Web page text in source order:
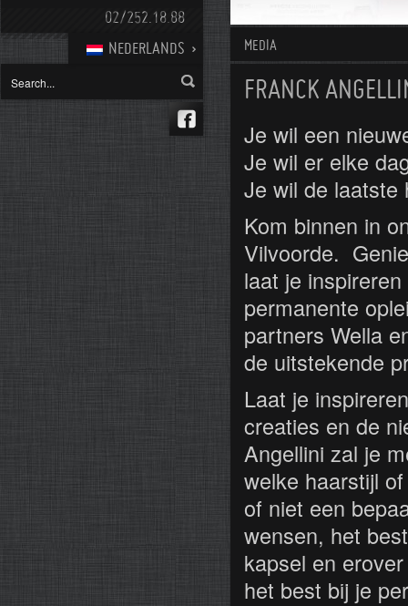
02/252.18.88
NEDERLANDS
MEDIA
FRANCK
Je wil een
Je wil er elke
Je wil de
Kom binnen in
Vilvoorde.
laat je
permanente
partners Wella
de uitstekende
Laat je
creaties en de
Angellini zal je
welke haarstijl
of niet een
wensen, het
kapsel en
het best bij je